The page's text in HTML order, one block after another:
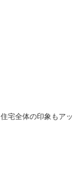
宅全体の印象もアッ